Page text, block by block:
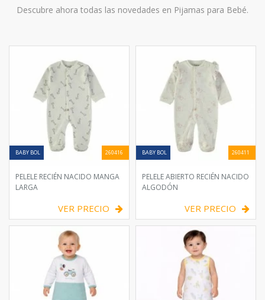
Descubre ahora todas las novedades en Pijamas para Bebé.
BABY BOL 260416
PELELE RECIÉN NACIDO MANGA
LARGA
VER PRECIO
BABY BOL 260411
PELELE ABIERTO RECIÉN NACIDO
ALGODÓN
VER PRECIO